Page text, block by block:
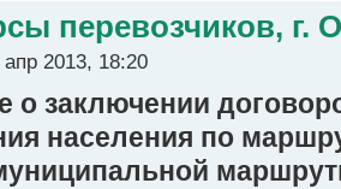
перевозчиков, г.
2013, 18:20
о заключении
населения по